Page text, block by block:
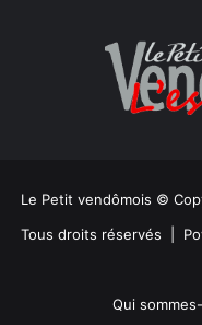
Le Petit vendômois ©
Tous droits réservés |
Qui